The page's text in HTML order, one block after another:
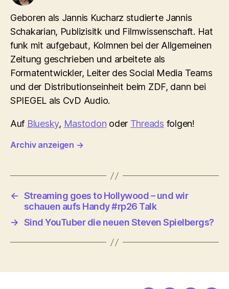
Geboren als Jannis Kucharz studierte Jannis
Schakarian, Publizisitk und Filmwissenschaft. Hat
funk mit aufgebaut, Kolmnen bei der Allgemeinen
Zeitung geschrieben und arbeitete als
Formatentwickler, Leiter des Social Media Teams
und der Distributionseinheit beim ZDF, dann bei
SPIEGEL als CvD Audio.
Auf Bluesky, Mastodon oder Threads folgen!
Archiv anzeigen →
← Streaming goes to Hollywood – und wir
schauen aufs Handy #rp26 Talk
→ Sind YouTuber die neuen Steven Spielbergs?